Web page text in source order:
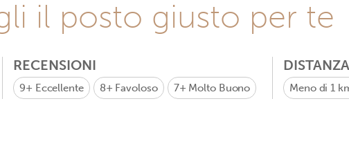
il posto giusto per te
RECENSIONI
9+ Eccellente 8+ Favoloso 7+ Molto Buono Meno di 1